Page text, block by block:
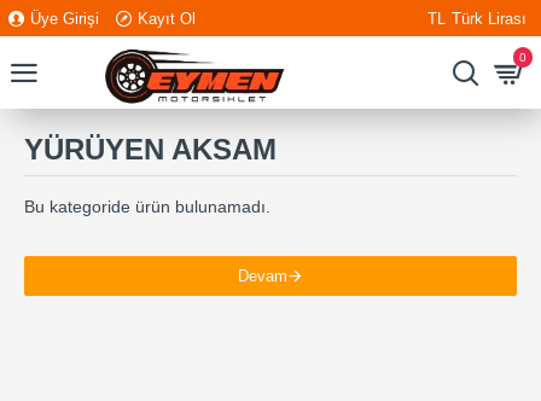
Üye Girişi Kayıt Ol TL Türk Lirası
0
YÜRÜYEN AKSAM
Bu kategoride ürün bulunamadı.
Devam